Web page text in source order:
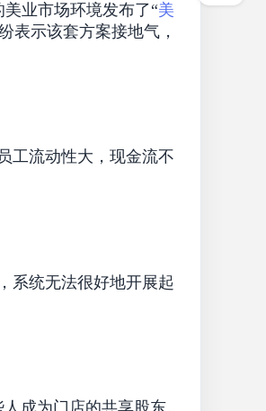
业市场环境发布了“美
表示该套方案接地气，
工流动性大，现金流不
系统无法很好地开展起
成为门店的共享股东。